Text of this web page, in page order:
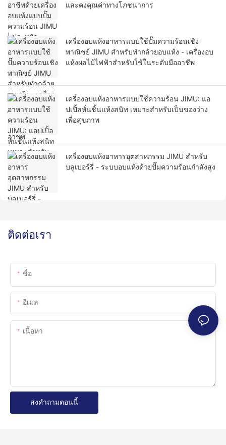
และคงคุณค่าทางโภชนาการ
เครื่องอบแห้งอาหารแบบใช้ปั๊มความร้อนเชิง
พาณิชย์ JIMU สำหรับทำกล้วยอบแห้ง - เครื่องอบ
แห้งผลไม้ไฟฟ้าสำหรับใช้ในระดับมืออาชีพ
เครื่องอบแห้งอาหารแบบใช้ความร้อน JIMU: แอ
ปเปิ้ลหั่นชิ้นแห้งสนิท เหมาะสำหรับเป็นของว่าง
เพื่อสุขภาพ
เครื่องอบแห้งอาหารอุตสาหกรรม JIMU สำหรับ
บลูเบอร์รี่ - ระบบอบแห้งด้วยปั๊มความร้อนกำลังสูง
ติดต่อเรา
ชื่อ
อีเมล
เนื้อหา
ส่งคำถามตอนนี้